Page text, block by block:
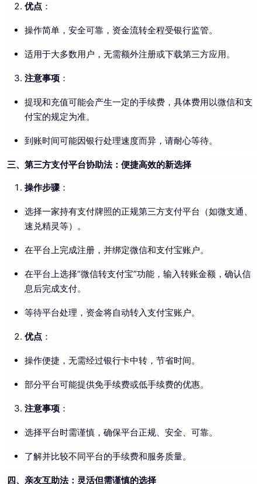
优点 ：
操作简单，安全可靠，资金流转全程受银行监管。
适用于大多数用户，无需额外注册或下载第三方应用。
注意事项 ：
提现和充值可能会产生一定的手续费，具体费用以微信和支
付宝的规定为准。
到账时间可能因银行处理速度而异，请耐心等待。
三、第三方支付平台协助法：便捷高效的新选择
操作步骤：
选择一家持有支付牌照的正规第三方支付平台（如微支通、
速兑精灵等）。
在平台上完成注册，并绑定微信和支付宝账户。
在平台上选择“微信转支付宝”功能，输入转账金额，确认信
息后完成支付。
等待平台处理，资金将自动转入支付宝账户。
优点 ：
操作便捷，无需经过银行卡中转，节省时间。
部分平台可能提供免手续费或低手续费的优惠。
注意事项 ：
选择平台时需谨慎，确保平台正规、安全、可靠。
了解并比较不同平台的手续费和服务质量。
四、亲友互助法：灵活但需谨慎的选择